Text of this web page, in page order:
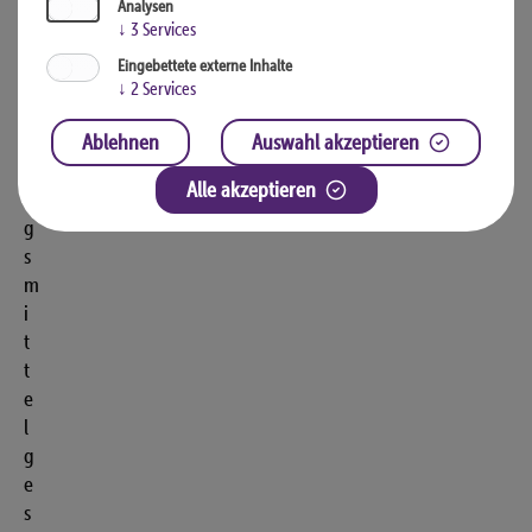
g
s
m
i
t
t
e
l
g
e
s
Analysen
↓ 3 Services
Eingebettete externe Inhalte
↓ 2Services
Ablehnen
Auswahl akzeptieren
Alle akzeptieren